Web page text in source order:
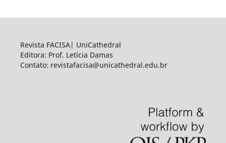
Revista FACISA| UniCathedral
Editora: Prof. Letícia Damas
Contato: revistafacisa@unicathedral.edu.br